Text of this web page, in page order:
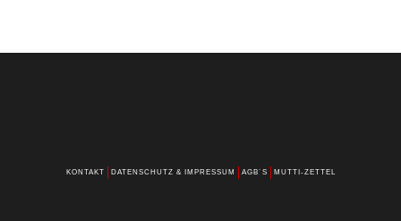
KONTAKT DATENSCHUTZ & IMPRESSUM AGB´S MUTTI-ZETTEL